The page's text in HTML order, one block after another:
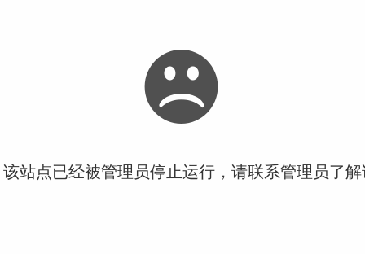
站点已经被管理员停止运行，请联系管理员了